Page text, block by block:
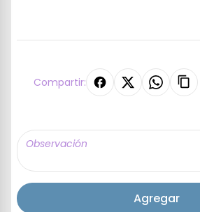
Compartir:
Agregar